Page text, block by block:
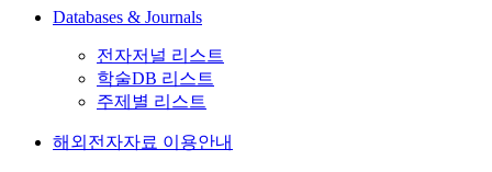
Databases & Journals
전자저널 리스트
학술DB 리스트
주제별 리스트
해외전자자료 이용안내